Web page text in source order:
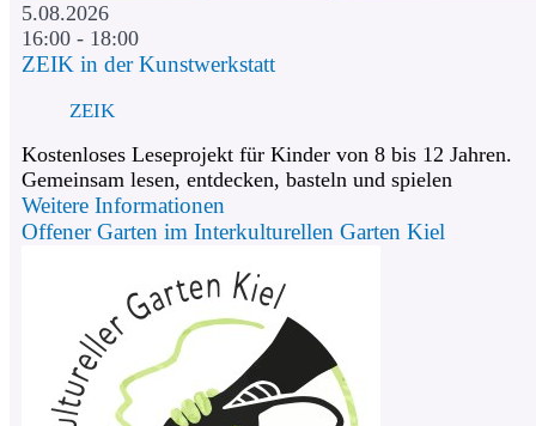
5.08.2026
16:00 - 18:00
ZEIK in der Kunstwerkstatt
ZEIK
Kostenloses Leseprojekt für Kinder von 8 bis 12 Jahren.
Gemeinsam lesen, entdecken, basteln und spielen
Weitere Informationen
Offener Garten im Interkulturellen Garten Kiel